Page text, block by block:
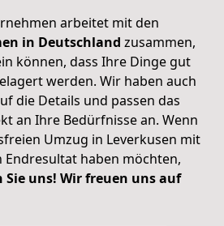
arbeitet mit den
in Deutschland zusammen,
können, dass Ihre Dinge gut
werden. Wir haben auch
die Details und passen das
an Ihre Bedürfnisse an. Wenn
Umzug in Leverkusen mit
haben möchten,
uns! Wir freuen uns auf